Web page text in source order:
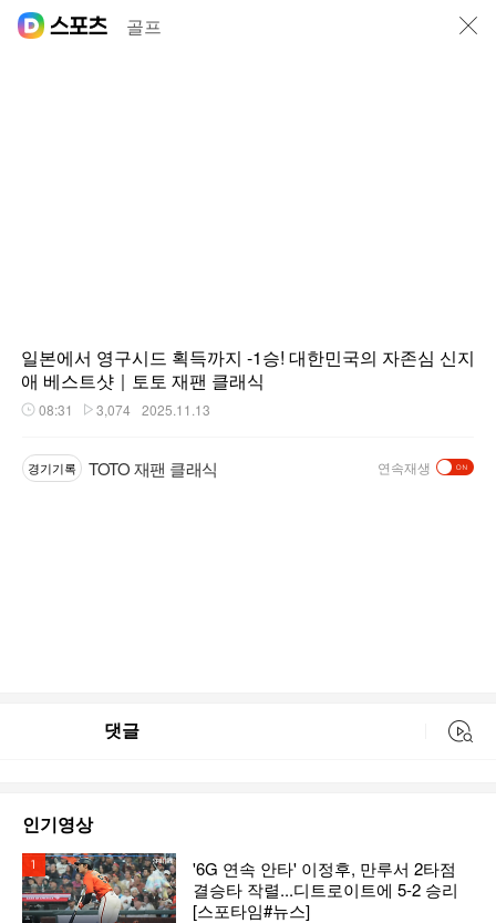
골프
일본에서 영구시드 획득까지 -1승! 대한민국의 자존심 신지
애 베스트샷｜토토 재팬 클래식
08:31 3,074 2025.11.13
경기기록 TOTO 재팬 클래식 연속재생
댓글
인기영상
'6G 연속 안타' 이정후, 만루서 2타점
결승타 작렬...디트로이트에 5-2 승리
[스포타임#뉴스]